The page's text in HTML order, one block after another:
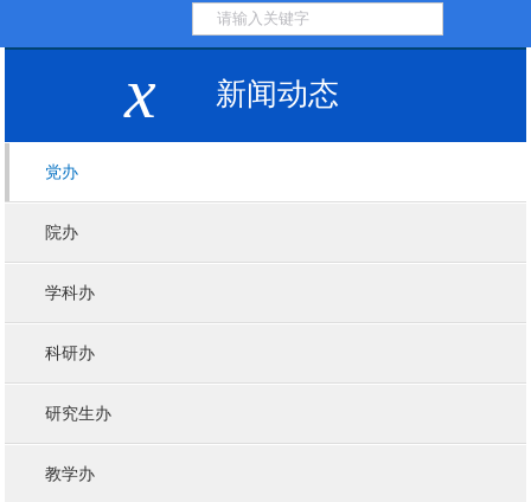
x 新闻动态
党办
院办
学科办
科研办
研究生办
教学办